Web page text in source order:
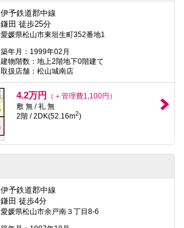
伊予鉄道郡中線
鎌田 徒歩25分
愛媛県松山市東垣生町352番地1
築年月：1999年02月
建物階数：地上2階地下0階建て
取扱店舗：松山城南店
4.2万円
（＋管理費1,100円）
敷 無 / 礼 無
2階 / 2DK(52.16m2)
伊予鉄道郡中線
鎌田 徒歩4分
愛媛県松山市余戸南３丁目8-6